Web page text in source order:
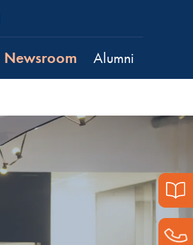
Newsroom Alumni